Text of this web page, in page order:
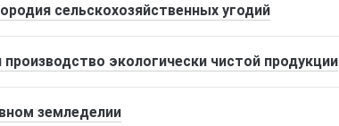
сельскохозяйственных угодий
экологически чистой продукции
земледелии